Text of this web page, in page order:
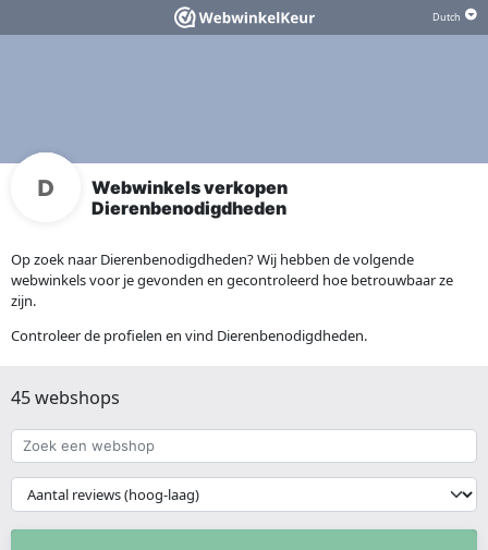
Webwinkels verkopen
Dierenbenodigdheden
Op zoek naar Dierenbenodigdheden? Wij hebben de volgende
webwinkels voor je gevonden en gecontroleerd hoe betrouwbaar ze
zijn.
Controleer de profielen en vind Dierenbenodigdheden.
45 webshops
Zoek
een
webshop
{{
__('Sort')
}}